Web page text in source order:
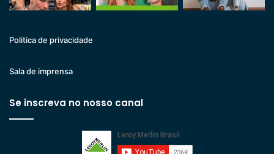
Politica de privacidade
Sala de imprensa
Se inscreva no nosso canal